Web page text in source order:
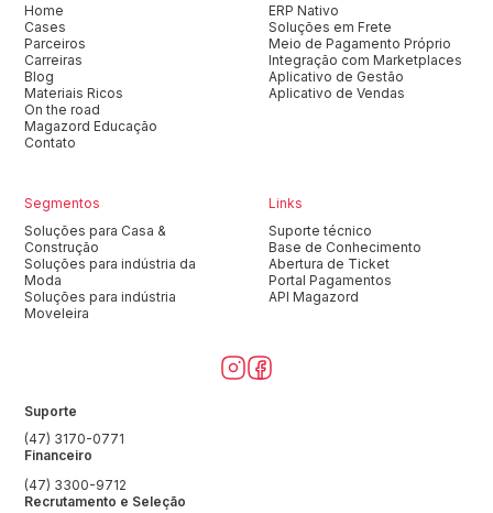
Home
Cases
Parceiros
Carreiras
Blog
Materiais Ricos
On the road
Magazord Educação
Contato
ERP Nativo
Soluções em Frete
Meio de Pagamento Próprio
Integração com Marketplaces
Aplicativo de Gestão
Aplicativo de Vendas
Segmentos
Soluções para Casa &
Construção
Soluções para indústria da
Moda
Soluções para indústria
Moveleira
Links
Suporte técnico
Base de Conhecimento
Abertura de Ticket
Portal Pagamentos
API Magazord
Suporte
(47) 3170-0771
Financeiro
(47) 3300-9712
Recrutamento e Seleção